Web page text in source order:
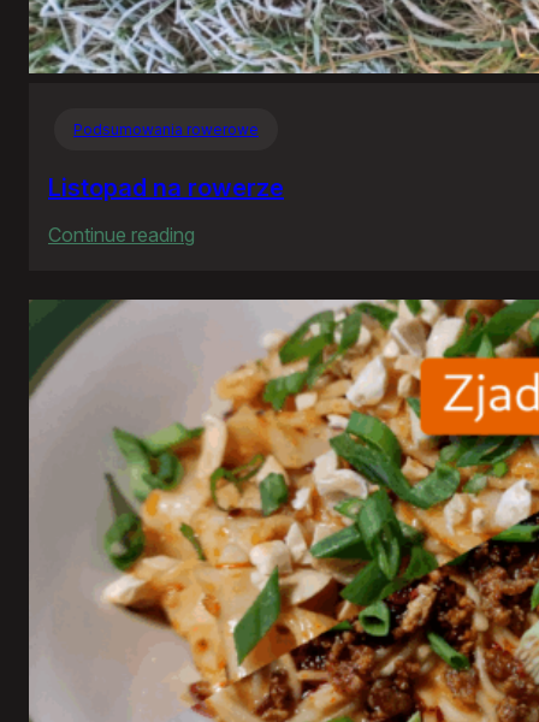
Podsumowania rowerowe
Listopad na rowerze
Continue reading
na
rowerze